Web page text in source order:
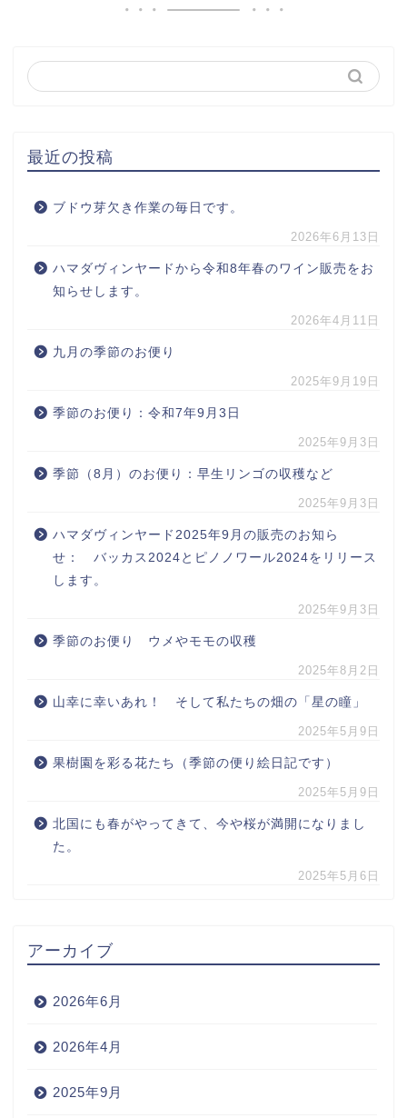
最近の投稿
ブドウ芽欠き作業の毎日です。
2026年6月13日
ハマダヴィンヤードから令和8年春のワイン販売をお
知らせします。
2026年4月11日
九月の季節のお便り
2025年9月19日
季節のお便り：令和7年9月3日
2025年9月3日
季節（8月）のお便り：早生リンゴの収穫など
2025年9月3日
ハマダヴィンヤード2025年9月の販売のお知ら
せ： バッカス2024とピノノワール2024をリリース
します。
2025年9月3日
季節のお便り ウメやモモの収穫
2025年8月2日
山幸に幸いあれ！ そして私たちの畑の「星の瞳」
2025年5月9日
果樹園を彩る花たち（季節の便り絵日記です）
2025年5月9日
北国にも春がやってきて、今や桜が満開になりまし
た。
2025年5月6日
アーカイブ
2026年6月
2026年4月
2025年9月